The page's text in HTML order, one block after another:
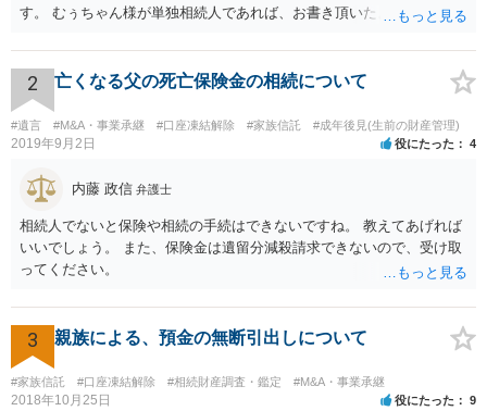
す。 むぅちゃん様が単独相続人であれば、お書き頂いたような方法で
相続人おられるということであれば、他の相続人との協議が必要とな
るところです。 また、当該点とは別にご主人から貸付ではなく贈与で
あると主張される可能性がございます。 その場合には、貸付であるこ
とを伺わせる事情をどれだけ積み重ねることが出来るか、というとこ
ろとなります。 返済の事実や、返済を約束するメール等です。 金額の
おく方が宜しいかと思います。 緊急という訳ではないかと思います
が、事前準備が早い方が有効な手段が増える傾向にありますので、早
目に弁護士を入れられることを御検討頂くと良いかと思います。
2 亡くなる父の死亡保険金の相続について
#遺言 #M&A・事業承継 #口座凍結解除 #家族信託 #成年後見(生前の財産管理)
2019年9月2日 役にたった 4
内藤 政信 弁護士
相続人でないと保険や相続の手続はできないですね。 教えてあげれば
いいでしょう。 また、保険金は遺留分減殺請求できないので、受け取
ってください。
3 親族による、預金の無断引出しについて
#家族信託 #口座凍結解除 #相続財産調査・鑑定 #M&A・事業承継
2018年10月25日 役にたった 9